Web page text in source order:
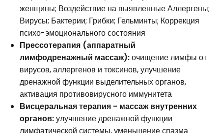
женщины; Воздействие на выявленные Аллергены;
Вирусы; Бактерии; Грибки; Гельминты; Коррекция
психо-эмоционального состояния
Прессотерапия (аппаратный
лимфодренажный массаж):очищение лимфы от
вирусов, аллергенов и токсинов, улучшение
дренажной функции выделительных органов,
активация противовирусного иммунитета
Висцеральная терапия - массаж внутренних
органов:улучшение дренажной функции
лимфатической системы, уменьшение спазма